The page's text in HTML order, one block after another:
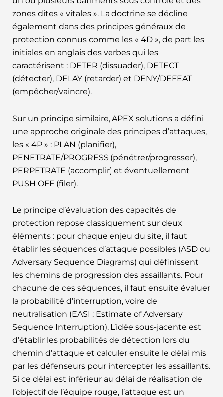
zones dites « vitales ». La doctrine se décline
également dans des principes généraux de
protection connus comme les « 4D », de part les
initiales en anglais des verbes qui les
caractérisent : DETER (dissuader), DETECT
(détecter), DELAY (retarder) et DENY/DEFEAT
(empêcher/vaincre).
Sur un principe similaire, APEX solutions a défini
une approche originale des principes d’attaques,
les « 4P » : PLAN (planifier),
PENETRATE/PROGRESS (pénétrer/progresser),
PERPETRATE (accomplir) et éventuellement
PUSH OFF (filer).
Le principe d’évaluation des capacités de
protection repose classiquement sur deux
éléments : pour chaque enjeu du site, il faut
établir les séquences d’attaque possibles (ASD ou
Adversary Sequence Diagrams) qui définissent
les chemins de progression des assaillants. Pour
chacune de ces séquences, il faut ensuite évaluer
la probabilité d’interruption, voire de
neutralisation (EASI : Estimate of Adversary
Sequence Interruption). L’idée sous-jacente est
d’établir les probabilités de détection lors du
chemin d’attaque et calculer ensuite le délai mis
par les défenseurs pour intercepter les assaillants.
Si ce délai est inférieur au délai de réalisation de
l’objectif de l’équipe rouge, l’attaque est un